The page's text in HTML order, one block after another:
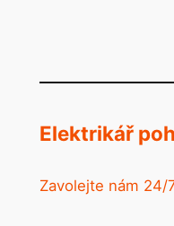
Elektrikář
Zavolejte nám 24/